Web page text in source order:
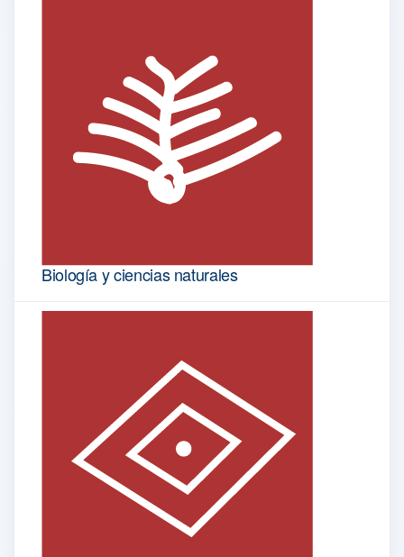
Biología y ciencias naturales